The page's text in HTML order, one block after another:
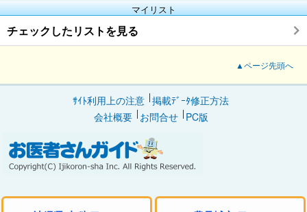
マイリスト
チェックしたリストを見る
▲ページ先頭へ
ｻｲﾄ利用上の注意 掲載ﾃﾞｰﾀ修正方法
会社概要
お問合せ PC版